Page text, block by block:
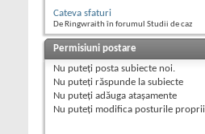
Cateva sfaturi
De Ringwraith în forumul Studii de caz
Permisiuni postare
Nu puteţi posta subiecte noi.
Nu puteţi răspunde la subiecte
Nu puteţi adăuga ataşamente
Nu puteţi modifica posturile proprii